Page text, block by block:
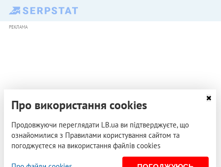
РЕКЛАМА
Про використання cookies
Продовжуючи переглядати LB.ua ви підтверджуєте, що
ознайомилися з Правилами користування сайтом та
погоджуєтеся на використання файлів cookies